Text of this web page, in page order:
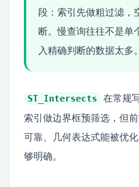
段：索引先做粗过滤，
断。慢查询往往不是单
入精确判断的数据太多。
ST_Intersects
在常规
索引做边界框预筛选，但
可靠、几何表达式能被优
够明确。